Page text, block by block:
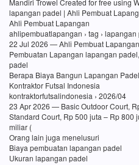
Mandiri Trowel Created for free using
lapangan padel | Ahli Pembuat
Ahli Pembuat Lapangan
ahlipembuatlapangan › tag › lapangan
22 Jul 2026 — Ahli Pembuat
Pembuatan Lapangan lapangan
padel
Berapa Biaya Bangun Lapangan
Kontraktor Futsal Indonesia
kontraktorfutsalindonesia › 2026/04
23 Apr 2026 — Basic Outdoor Court,
Standard Court, Rp 500 juta – Rp 800
miliar (
Orang lain juga menelusuri
Biaya pembuatan lapangan padel
Ukuran lapangan padel